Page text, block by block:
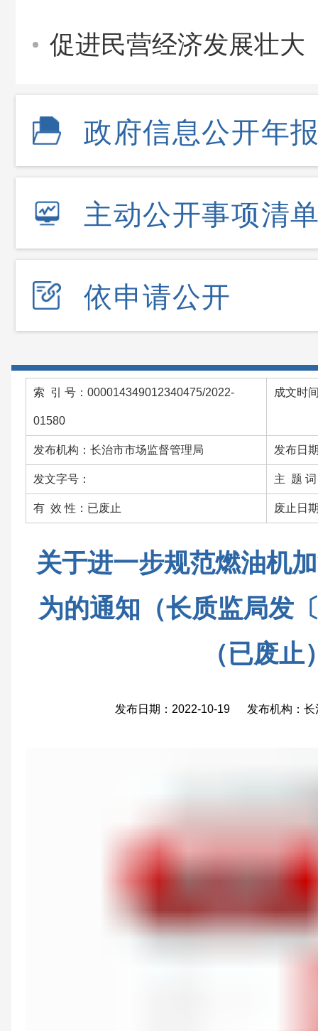
促进民营经济发展壮大
政府信息公开年
主动公开事项清
依申请公开
索 引 号：000014349012340475/2022-
01580
成文时
发布机构：长治市市场监督管理局 发布日
发文字号： 主 题 词
有 效 性：已废止 废止日
关于进一步规范燃油机
为的通知（长质监局发
（已废止
发布日期：2022-10-19 发布机构：长